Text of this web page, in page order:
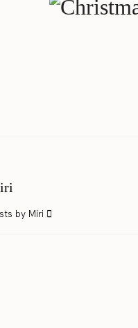
by Miri